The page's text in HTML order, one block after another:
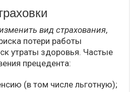
вид страхования,
потери работы
утраты здоровья. Частые
прецедента:
(в том числе льготную);